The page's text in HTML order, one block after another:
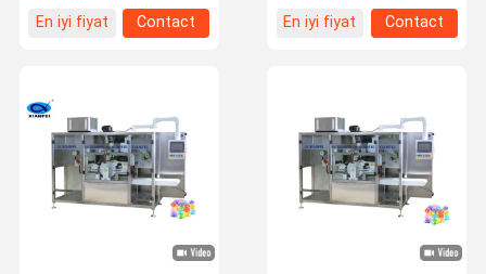
En iyi fiyat
Contact
En iyi fiyat
Contact